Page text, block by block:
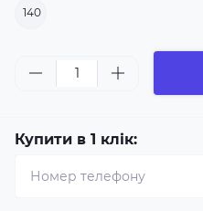
140
Купити в 1 клік: